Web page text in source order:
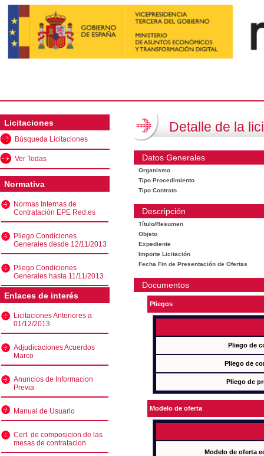
Licitaciones
Búsqueda Licitaciones
Ver Todas
Normativa
Normas Internas de
Contratación EPE Red.es
Pliego Condiciones
Generales desde 12/11/2013
Pliego Condiciones
Generales hasta 11/11/2013
Enlaces de interés
Licitaciones Anteriores a
01/12/2013
Adjudicaciones Acuerdos
Marco
Anuncios de Informacion
Previa
Manual de Usuario
Cert. de composicion de las
mesas de contratacion
Detalle de la
Datos Generales
Organismo
Tipo Procedimiento
Tipo Contrato
Descripción
Título/Resumen
Objeto
Expediente
Importe Licitación
Fecha Fin de Presentación de Ofertas
Documentos
Pliegos
Pliego de
Pliego de
Pliego de
Modelo de oferta
Modelo de oferta